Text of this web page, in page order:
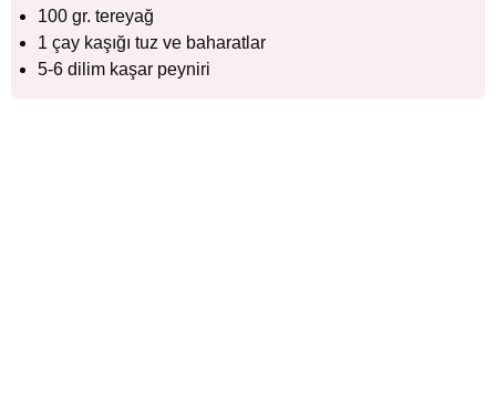
100 gr. tereyağ
1 çay kaşığı tuz ve baharatlar
5-6 dilim kaşar peyniri